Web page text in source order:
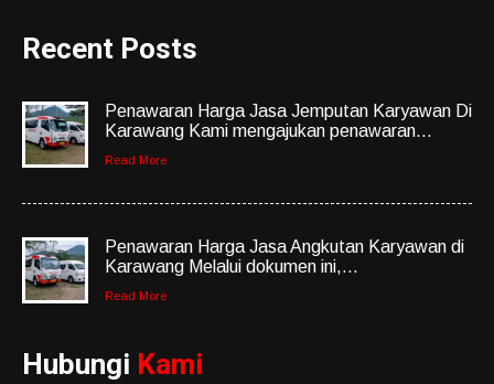
Recent Posts
Penawaran Harga Jasa Jemputan Karyawan Di
Karawang Kami mengajukan penawaran...
Read More
Penawaran Harga Jasa Angkutan Karyawan di
Karawang Melalui dokumen ini,...
Read More
Hubungi Kami